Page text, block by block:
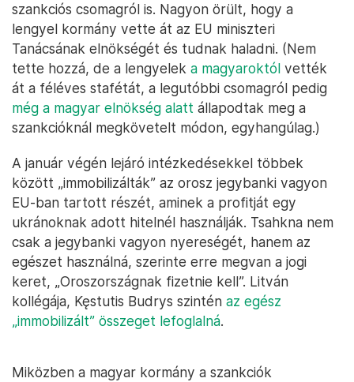
szankciós csomagról is. Nagyon örült, hogy a
lengyel kormány vette át az EU miniszteri
Tanácsának elnökségét és tudnak haladni. (Nem
tette hozzá, de a lengyelek a magyaroktól vették
át a féléves stafétát, a legutóbbi csomagról pedig
még a magyar elnökség alatt állapodtak meg a
szankcióknál megkövetelt módon, egyhangúlag.)
A január végén lejáró intézkedésekkel többek
között „immobilizálták” az orosz jegybanki vagyon
EU-ban tartott részét, aminek a profitját egy
ukránoknak adott hitelnél használják. Tsahkna nem
csak a jegybanki vagyon nyereségét, hanem az
egészet használná, szerinte erre megvan a jogi
keret, „Oroszországnak fizetnie kell”. Litván
kollégája, Kęstutis Budrys szintén az egész
„immobilizált” összeget lefoglalná.
Miközben a magyar kormány a szankciók